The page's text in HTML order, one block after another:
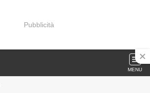
Pubblicità
MENU